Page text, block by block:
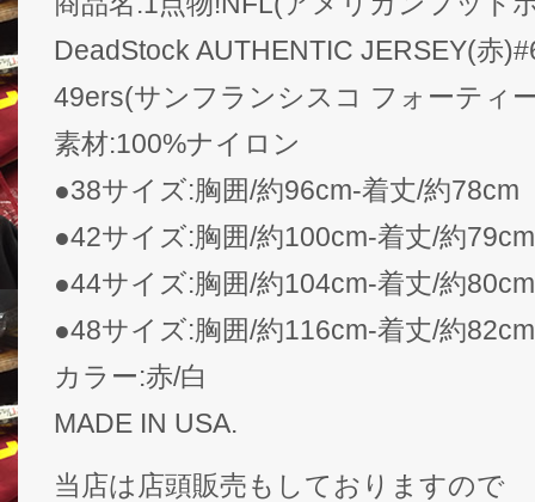
DeadStock AUTHENTIC JERSEY(赤
49ers(サンフランシスコ フォーティ
素材:100%ナイロン
●38サイズ:胸囲/約96cm-着丈/約78cm
●42サイズ:胸囲/約100cm-着丈/約79cm
●44サイズ:胸囲/約104cm-着丈/約80cm
●48サイズ:胸囲/約116cm-着丈/約82cm
カラー:赤/白
MADE IN USA.
当店は店頭販売もしておりますので